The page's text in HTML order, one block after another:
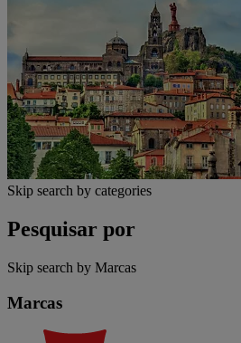
Skip search by categories
Pesquisar por
Skip search by Marcas
Marcas